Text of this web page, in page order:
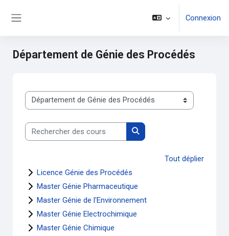
Connexion
Département de Génie des Procédés
Catégories de cours
Rechercher des cours
Rechercher des cours
Tout déplier
Licence Génie des Procédés
Master Génie Pharmaceutique
Master Génie de l'Environnement
Master Génie Electrochimique
Master Génie Chimique